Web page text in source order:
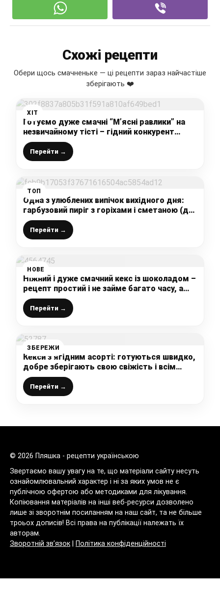
Схожі рецепти
Обери щось смачненьке — ці рецепти зараз найчастіше
зберігають ❤️
ХІТ
Готуємо дуже смачні “М’ясні равлики” на
незвичайному тісті – гідний конкурент
чебурекам: рецепт простенький, а з’їдають
миттєво
Перейти →
ТОП
Одна з улюблених випічок вихідного дня:
гарбузовий пиріг з горіхами і сметаною (до
чаю, рідні смакують із задоволенням)
Перейти →
НОВЕ
Ніжний і дуже смачний кекс із шоколадом –
рецепт простий і не займе багато часу, а
результат вас потішить
Перейти →
ЗБЕРЕЖИ
Кекси з ягідним асорті: готуються швидко,
добре зберігають свою свіжість і всім
подобаються
Перейти →
© 2026 Пляшка - рецепти українською
Звертаємо вашу увагу на те, що матеріали сайту несуть
ознайомлювальний характер і ні за яких умов не є
публічною офертою або методиками для лікування.
Копіювання матеріалів на інші веб-ресурси дозволено
лише зі зворотнім посиланням на наш сайт, та не більше
троьох дописів! Всі права на публікації належать їх
авторам.
Зворотній зв’язок
Політика конфіденційності